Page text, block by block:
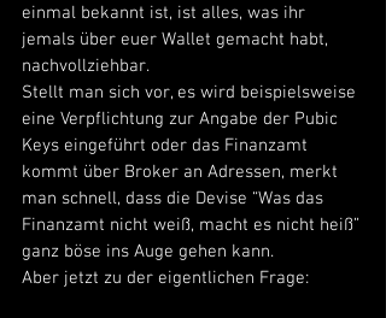
einmal bekannt ist, ist alles, was ihr
jemals über euer Wallet gemacht habt,
nachvollziehbar.
Stellt man sich vor, es wird beispielsweise
eine Verpflichtung zur Angabe der Pubic
Keys eingeführt oder das Finanzamt
kommt über Broker an Adressen, merkt
man schnell, dass die Devise “Was das
Finanzamt nicht weiß, macht es nicht heiß”
ganz böse ins Auge gehen kann.
Aber jetzt zu der eigentlichen Frage: